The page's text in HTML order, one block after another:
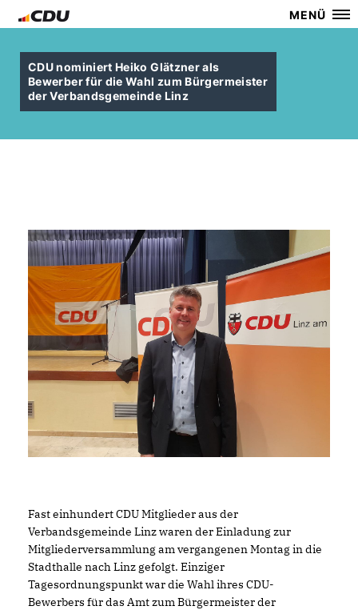
MENÜ
CDU nominiert Heiko Glätzner als
Bewerber für die Wahl zum Bürgermeister
der Verbandsgemeinde Linz
Fast einhundert CDU Mitglieder aus der
Verbandsgemeinde Linz waren der Einladung zur
Mitgliederversammlung am vergangenen Montag in die
Stadthalle nach Linz gefolgt. Einziger
Tagesordnungspunkt war die Wahl ihres CDU-
Bewerbers für das Amt zum Bürgermeister der